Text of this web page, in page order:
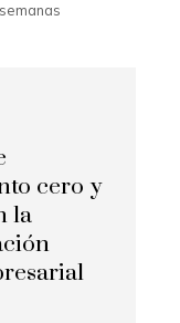
cero y
la